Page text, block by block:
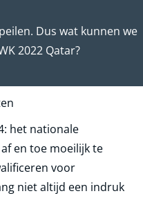
Dus wat kunnen we
2022 Qatar?
het nationale
en toe moeilijk te
voor
niet altijd een indruk